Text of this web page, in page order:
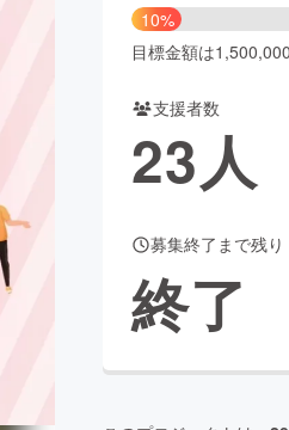
ビューティー・ヘルスケア
Creation
10%
目標金額は
支援者数
23人
募集終了まで残り
終了